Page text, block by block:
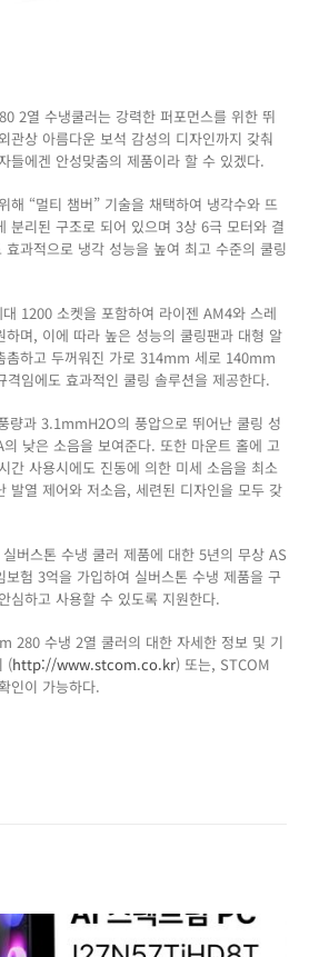
제
품
출
2열 수냉쿨러는 강력한 퍼포먼스를 위한 뛰
관상 아름다운 보석 감성의 디자인까지 갖춰
들에겐 안성맞춤의 제품이라 할 수 있겠다.
해 “멀티 챔버” 기술을 채택하여 냉각수와 뜨
분리된 구조로 되어 있으며 3상 6극 모터와 결
과적으로 냉각 성능을 높여 최고 수준의 쿨링
1200 소켓을 포함하여 라이젠 AM4와 스레
하며, 이에 따라 높은 성능의 쿨링팬과 대형 알
촘하고 두꺼워진 가로 314mm 세로 140mm
임에도 효과적인 쿨링 솔루션을 제공한다.
량과 3.1mmH2O의 풍압으로 뛰어난 쿨링 성
낮은 소음을 보여준다. 또한 마운트 홀에 고
간 사용시에도 진동에 의한 미세 소음을 최소
발열 제어와 저소음, 세련된 디자인을 모두 갖
버스톤 수냉 쿨러 제품에 대한 5년의 무상 AS
험 3억을 가입하여 실버스톤 수냉 제품을 구
심하고 사용할 수 있도록 지원한다.
280 수냉 2열 쿨러의 대한 자세한 정보 및 기
(http://www.stcom.co.kr) 또는, STCOM
인이 가능하다.